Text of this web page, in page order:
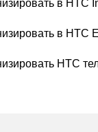
в HTC
в HTC
HTC